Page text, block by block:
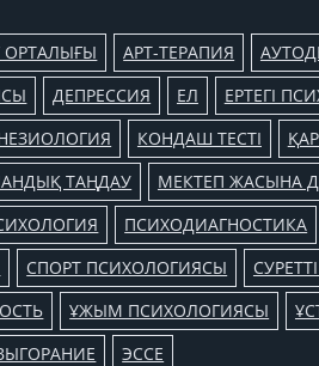
ОРТАЛЫҒЫ АРТ-ТЕРАПИЯ
ДЕПРЕССИЯ ЕЛ ЕРТЕГІ
КОНДАШ ТЕСТІ
ТАҢДАУ МЕКТЕП ЖАСЫНА
ПСИХОДИАГНОСТИКА
СПОРТ ПСИХОЛОГИЯСЫ
ҰЖЫМ ПСИХОЛОГИЯСЫ
ЭССЕ